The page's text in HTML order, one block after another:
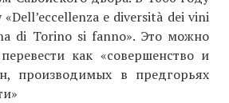
e diversità dei vini
di Torino si fanno». Это можно
как «совершенство и
производимых в предгорьях